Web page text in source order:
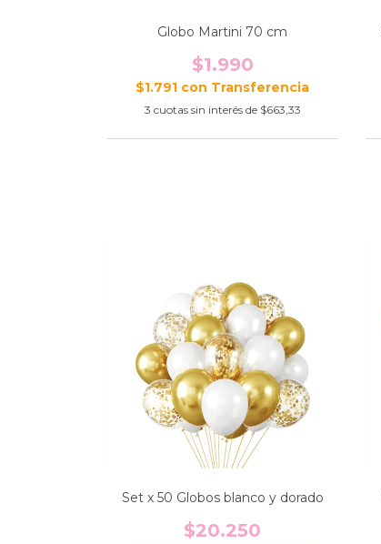
Globo Martini 70 cm
$1.990
$1.791 con
3 cuotas sin interés de $663,33
Set x 50 Globos blanco y dorado
$20.250